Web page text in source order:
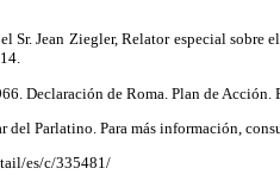
Sr. Jean Ziegler, Relator especial sobre
Declaración de Roma. Plan de Acción.
Parlatino. Para más información,
es/c/335481/